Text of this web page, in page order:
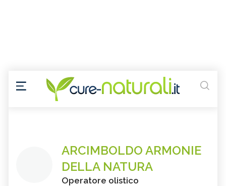
ARCIMBOLDO ARMONIE
DELLA NATURA
Operatore olistico